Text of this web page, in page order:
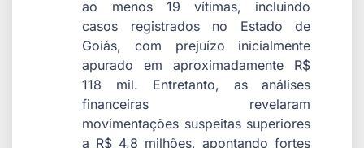
ao menos 19 vítimas, incluindo
casos registrados no Estado de
Goiás, com prejuízo inicialmente
apurado em aproximadamente R$
118 mil. Entretanto, as análises
financeiras revelaram
movimentações suspeitas superiores
a R$ 4,8 milhões, apontando fortes